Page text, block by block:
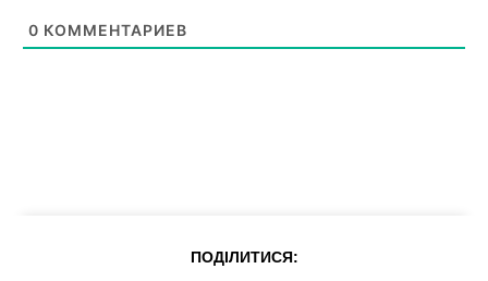
Magazine PRO
0 КОММЕНТАРИЕВ
ПОДІЛИТИСЯ: